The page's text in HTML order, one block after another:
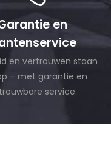
en
en vertrouwen staan
– met garantie en
service.